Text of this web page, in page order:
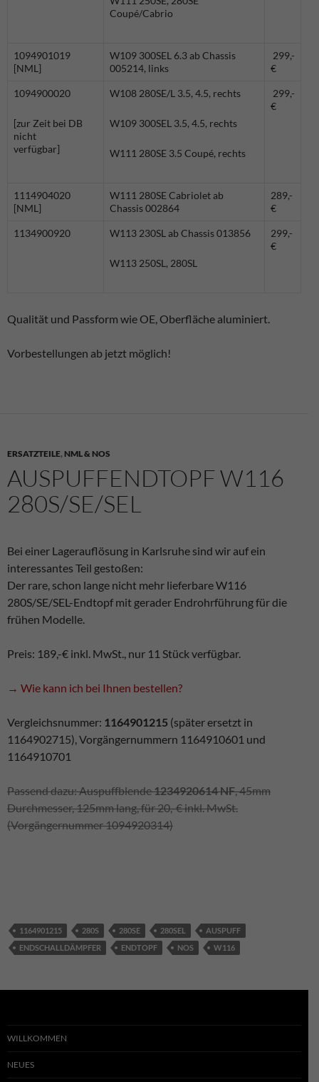
Coupé/Cabrio
1094901019
[NML]
W109 300SEL 6.3 ab Chassis
005214, links
299,-
€
1094900020
[zur Zeit bei DB
nicht
verfügbar]
W108 280SE/L 3.5, 4.5, rechts
W109 300SEL 3.5, 4.5, rechts
W111 280SE 3.5 Coupé, rechts
299,-
€
1114904020
[NML]
W111 280SE Cabriolet ab
Chassis 002864
289,-
€
1134900920 W113 230SL ab Chassis 013856
W113 250SL, 280SL
299,-
€
Qualität und Passform wie OE, Oberfläche aluminiert.
Vorbestellungen ab jetzt möglich!
ERSATZTEILE, NML & NOS
AUSPUFFENDTOPF W116
280S/SE/SEL
Bei einer Lagerauflösung in Karlsruhe sind wir auf ein
interessantes Teil gestoßen:
Der rare, schon lange nicht mehr lieferbare W116
280S/SE/SEL-Endtopf mit gerader Endrohrführung für die
frühen Modelle.
Preis: 189,-€ inkl. MwSt., nur 11 Stück verfügbar.
→ Wie kann ich bei Ihnen bestellen?
Vergleichsnummer: 1164901215 (später ersetzt in
1164902715), Vorgängernummern 1164910601 und
1164910701
Passend dazu: Auspuffblende1234920614 NF, 45mm
Durchmesser, 125mm lang, für 20,-€ inkl. MwSt.
(Vorgängernummer 1094920314)
1164901215 280S 280SE 280SEL
AUSPUFF
ENDSCHALLDÄMPFER
ENDTOPF NOS W116
WILLKOMMEN
NEUES